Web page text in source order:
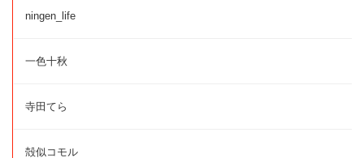
ningen_life
一色十秋
寺田てら
殻似コモル